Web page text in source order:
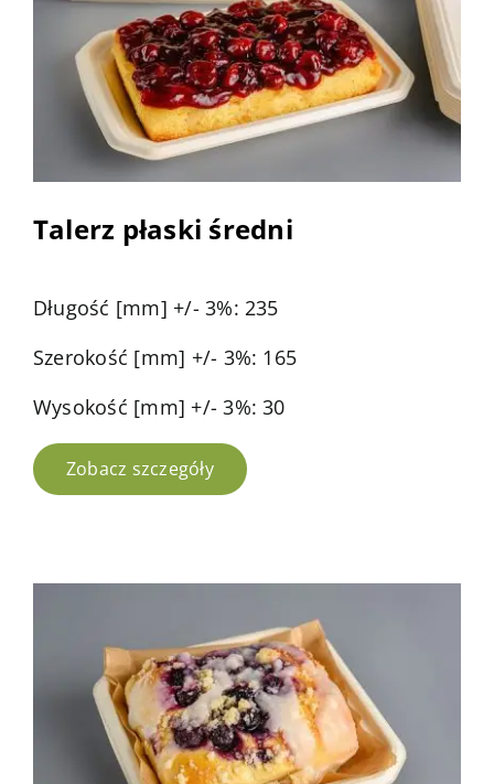
Talerz płaski średni
Długość [mm] +/- 3%: 235
Szerokość [mm] +/- 3%: 165
Wysokość [mm] +/- 3%: 30
Zobacz szczegóły